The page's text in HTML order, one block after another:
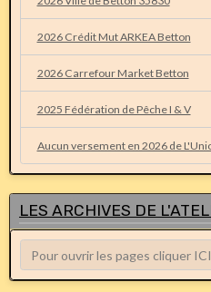
2026 Crédit Mut ARKEA Betton
2026 Carrefour Market Betton
2025 Fédération de Pêche I & V
Aucun versement en 2026 de
LES ARCHIVES DE